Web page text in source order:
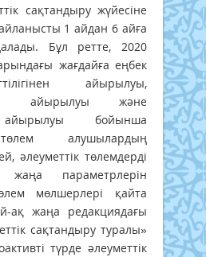
сақтандыру жүйесіне
1 айдан 6 айға
Бұл ретте, 2020
жағдайға еңбек
айырылуы,
айырылуы және
бойынша
алушылардың
әлеуметтік төлемдерді
жаңа параметрлерін
мөлшерлері қайта
ақ жаңа редакциядағы
сақтандыру туралы»
түрде әлеуметтік